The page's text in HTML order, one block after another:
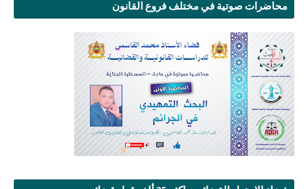
محاضرات صوتية في مختلف فروع القانون